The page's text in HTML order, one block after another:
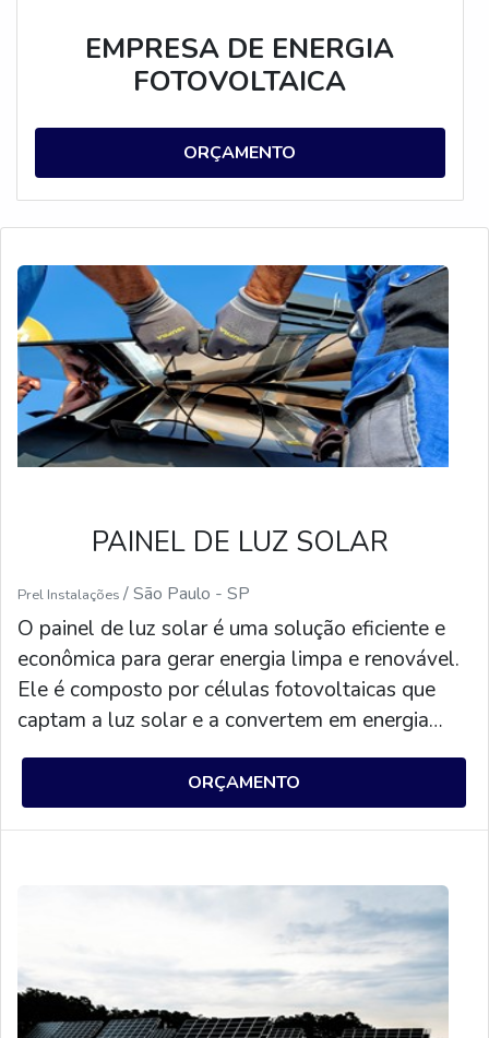
EMPRESA DE ENERGIA
FOTOVOLTAICA
ORÇAMENTO
PAINEL DE LUZ SOLAR
Prel Instalações / São Paulo - SP
O painel de luz solar é uma solução eficiente e
econômica para gerar energia limpa e renovável.
Ele é composto por células fotovoltaicas que
captam a luz solar e a convertem em energia
elétrica. O painel de luz solar é uma ótima
opção para quem deseja economizar na conta
de luz e contribuir para o meio ambiente. Além
ORÇAMENTO